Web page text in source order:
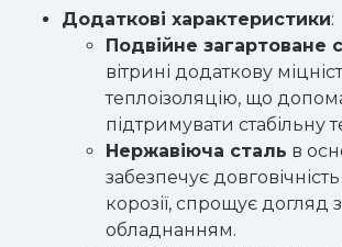
Додаткові характеристики:
Подвійне загартоване
вітрині додаткову
теплоізоляцію, що
підтримувати стабільну
Нержавіюча сталь в
забезпечує довговічність
корозії, спрощує догляд
обладнанням.